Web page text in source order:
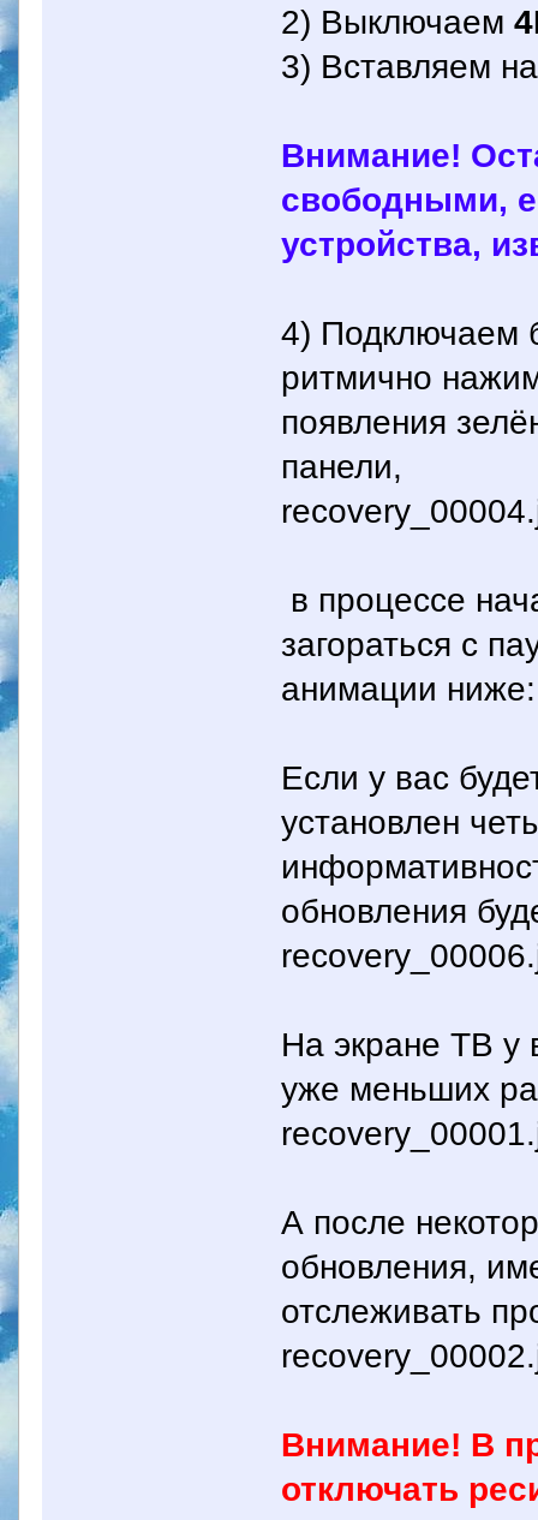
2) Выключаем
3) Вставляем
Внимание!
свободными,
устройства,
4) Подключаем
ритмично
появления
панели,
в процессе
загораться с
анимации ниже:
Если у вас
установлен
обновления
На экране ТВ у
уже меньших
А после
обновления,
отслеживать
Внимание! В
отключать